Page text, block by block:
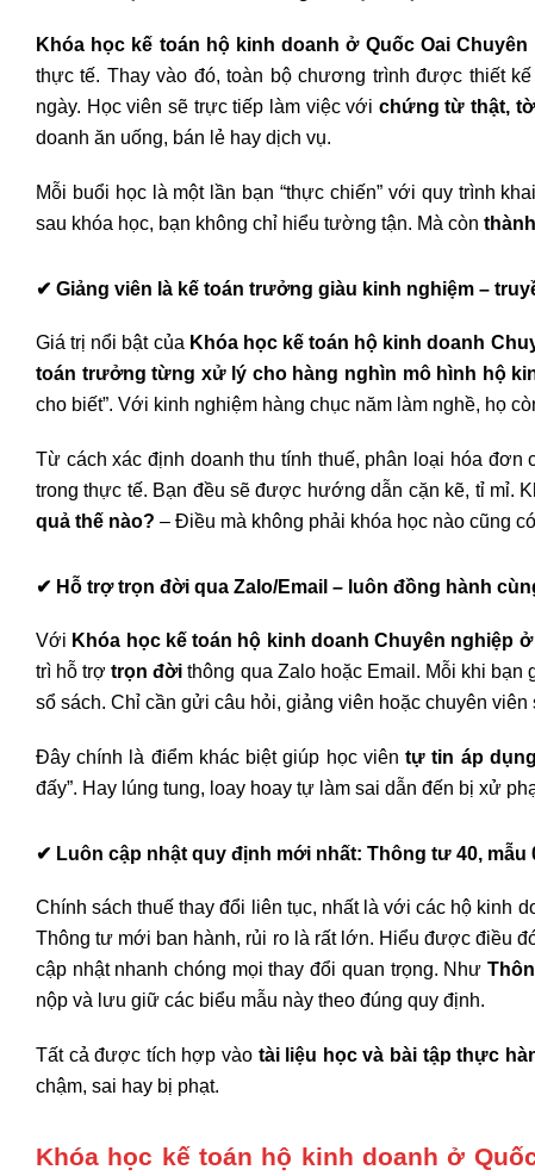
Khóa học kế toán hộ kinh doanh ở Quốc Oai Chuyên
thực tế. Thay vào đó, toàn bộ chương trình được thiết
ngày. Học viên sẽ trực tiếp làm việc với chứng từ thật,
doanh ăn uống, bán lẻ hay dịch vụ.
Mỗi buổi học là một lần bạn “thực chiến” với quy trình
sau khóa học, bạn không chỉ hiểu tường tận. Mà còn
✔ Giảng viên là kế toán trưởng giàu kinh nghiệm –
Giá trị nổi bật của Khóa học kế toán hộ kinh doanh
toán trưởng từng xử lý cho hàng nghìn mô hình hộ
cho biết”. Với kinh nghiệm hàng chục năm làm nghề, họ
Từ cách xác định doanh thu tính thuế, phân loại hóa
trong thực tế. Bạn đều sẽ được hướng dẫn cặn kẽ, tỉ mỉ.
quả thế nào? – Điều mà không phải khóa học nào cũng
✔ Hỗ trợ trọn đời qua Zalo/Email – luôn đồng hành
Với Khóa học kế toán hộ kinh doanh Chuyên nghiệp ở
trì hỗ trợtrọn đời thông qua Zalo hoặc Email. Mỗi khi bạn
sổ sách. Chỉ cần gửi câu hỏi, giảng viên hoặc chuyên
Đây chính là điểm khác biệt giúp học viêntự tin áp
đấy”. Hay lúng tung, loay hoay tự làm sai dẫn đến bị xử
✔ Luôn cập nhật quy định mới nhất: Thông tư 40,
Chính sách thuế thay đổi liên tục, nhất là với các hộ kinh
Thông tư mới ban hành, rủi ro là rất lớn. Hiểu được điều
cập nhật nhanh chóng mọi thay đổi quan trọng. Như
nộp và lưu giữ các biểu mẫu này theo đúng quy định.
Tất cả được tích hợp vào tài liệu học và bài tập thực
chậm, sai hay bị phạt.
Khóa học kế toán hộ kinh doanh ở